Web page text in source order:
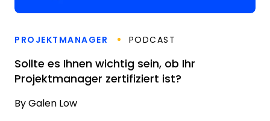
PROJEKTMANAGER PODCAST
Sollte es Ihnen wichtig sein, ob Ihr
Projektmanager zertifiziert ist?
By Galen Low